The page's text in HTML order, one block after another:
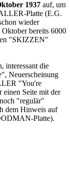
1937 auf, um
Platte (E.G.
wieder
bereits 6000
"SKIZZEN"
interessant die
Neuerscheinung
"You're
Seite mit der
"regulär"
dem Hinweis auf
Platte).